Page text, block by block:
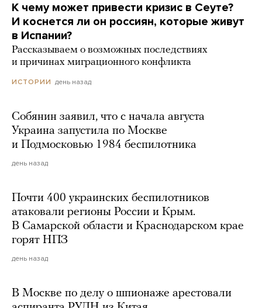
К чему может привести кризис в Сеуте?
И коснется ли он россиян, которые живут
в Испании?
Рассказываем о возможных последствиях
и причинах миграционного конфликта
ИСТОРИИ день назад
Собянин заявил, что с начала августа
Украина запустила по Москве
и Подмосковью 1984 беспилотника
день назад
Почти 400 украинских беспилотников
атаковали регионы России и Крым.
В Самарской области и Краснодарском крае
горят НПЗ
день назад
В Москве по делу о шпионаже арестовали